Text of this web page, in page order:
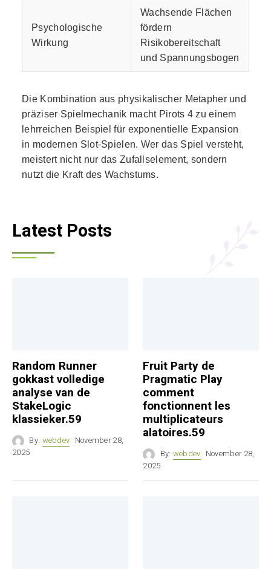
Psychologische
Wirkung
Wachsende Flächen
fördern
Risikobereitschaft
und Spannungsbogen
Die Kombination aus physikalischer Metapher und
präziser Spielmechanik macht Pirots 4 zu einem
lehrreichen Beispiel für exponentielle Expansion
in modernen Slot-Spielen. Wer das Spiel versteht,
meistert nicht nur das Zufallselement, sondern
nutzt die Kraft des Wachstums.
Latest Posts
Random Runner
gokkast volledige
analyse van de
StakeLogic
klassieker.59
By: webdev November 28,
2025
Fruit Party de
Pragmatic Play
comment
fonctionnent les
multiplicateurs
alatoires.59
By: webdev November 28,
2025